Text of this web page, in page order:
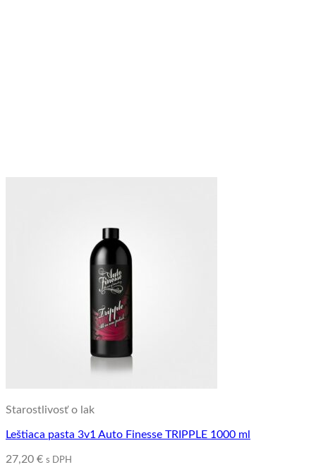
Starostlivosť o lak
Leštiaca pasta 3v1 Auto Finesse TRIPPLE 1000 ml
27,20 € s DPH